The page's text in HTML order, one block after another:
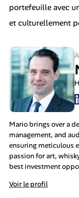
portefeuille avec
et culturellement
Mario brings over a
management, and
ensuring meticulous
passion for art,
best investment
Voir le profil